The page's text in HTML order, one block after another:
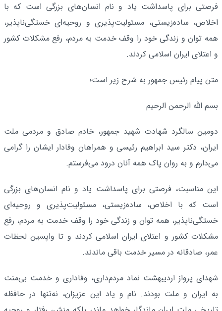
فرصتی برای پاسداشت یاد و نام انسان‌های بزرگی است که با
اخلاص، ساده‌زیستی، مسئولیت‌پذیری و روحیه‌ای خستگی‌ناپذیر،
همه توان و زندگی خود را وقف خدمت به مردم، رفع مشکلات کشور
و اعتلای ایران اسلامی کردند.
متن پیام رئیس جمهور به شرح زیر است؛
بسم الله الرحمن الرحیم
دومین سالگرد شهادت شهید جمهور، خادم صادق و مردمی ملت
ایران، دکتر سید ابراهیم رئیسی و همراهان وفادار ایشان را گرامی
می‌دارم و به روان پاک همه آنان درود می‌فرستم.
این مناسبت، فرصتی برای پاسداشت یاد و نام انسان‌های بزرگی
است که با اخلاص، ساده‌زیستی، مسئولیت‌پذیری و روحیه‌ای
خستگی‌ناپذیر، همه توان و زندگی خود را وقف خدمت به مردم، رفع
مشکلات کشور و اعتلای ایران اسلامی کردند و تا واپسین لحظات
عمر، صادقانه در مسیر خدمت باقی ماندند.
شهدای پرواز اردیبهشت نماد مردم‌داری، وفاداری و خدمت بی‌منت
به ایران و ملت بودند. نام و یاد این عزیزان، نه‌تنها در حافظه